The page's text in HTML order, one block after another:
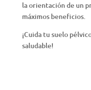
la orientación de un
máximos beneficios.
¡Cuida tu suelo
saludable!